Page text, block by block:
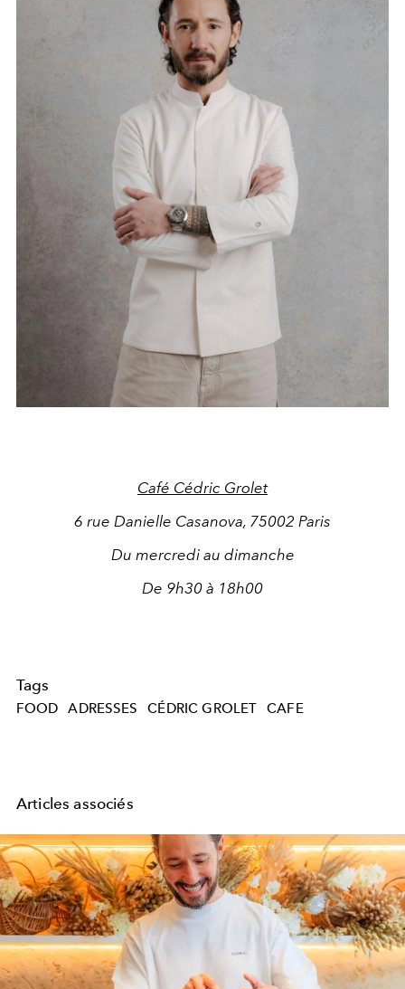
Café Cédric Grolet
6 rue Danielle Casanova, 75002 Paris
Du mercredi au dimanche
De 9h30 à 18h00
Tags
FOOD ADRESSES CÉDRIC GROLET CAFE
Articles associés